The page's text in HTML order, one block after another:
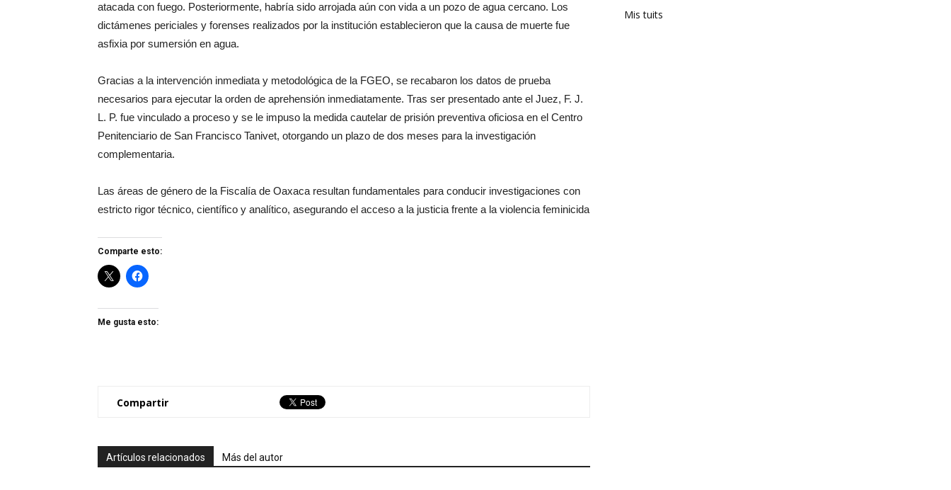
atacada con fuego. Posteriormente, habría sido arrojada aún con vida a un pozo de agua cercano. Los
dictámenes periciales y forenses realizados por la institución establecieron que la causa de muerte fue
asfixia por sumersión en agua.
Gracias a la intervención inmediata y metodológica de la FGEO, se recabaron los datos de prueba
necesarios para ejecutar la orden de aprehensión inmediatamente. Tras ser presentado ante el Juez, F. J.
L. P. fue vinculado a proceso y se le impuso la medida cautelar de prisión preventiva oficiosa en el Centro
Penitenciario de San Francisco Tanivet, otorgando un plazo de dos meses para la investigación
complementaria.
Las áreas de género de la Fiscalía de Oaxaca resultan fundamentales para conducir investigaciones con
estricto rigor técnico, científico y analítico, asegurando el acceso a la justicia frente a la violencia feminicida
Comparte esto:
Me gusta esto:
Compartir
Artículos relacionados Más del autor
Mis tuits